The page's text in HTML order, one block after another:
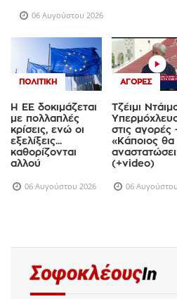
06 Αυγούστου 2026
ΠΟΛΙΤΙΚΉ
Η ΕΕ δοκιμάζεται
με πολλαπλές
κρίσεις, ενώ οι
εξελίξεις...
καθορίζονται
αλλού
06 Αυγούστου 2026
ΑΓΟΡΈΣ
Τζέιμι
στις αγορές
«Κάποιος θα
(+video)
06